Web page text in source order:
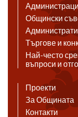
Общински
Търгове и
Най-често
въпроси и
Проекти
За Общината
Контакти